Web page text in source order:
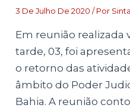
3 De Julho De 2020/ Por
Em reunião realizada
tarde, 03, foi
o retorno das
âmbito do Poder
Bahia. A reunião